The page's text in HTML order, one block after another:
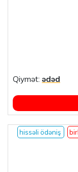
Qiymət: ədəd
hissəli ödəniş